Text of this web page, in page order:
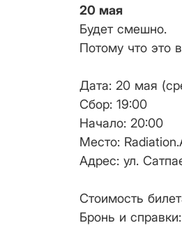
20 мая
Будет смешно.
Потому что это
Дата: 20 мая
Cбор: 19:00
Начало: 20:00
Место:
Адрес: ул.
Стоимость
Бронь и